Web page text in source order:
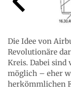
Die Idee von
Revolutionäre
Kreis. Dabei sind
möglich – eher
herkömmlichen